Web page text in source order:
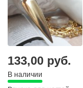
133,00 руб.
В наличии